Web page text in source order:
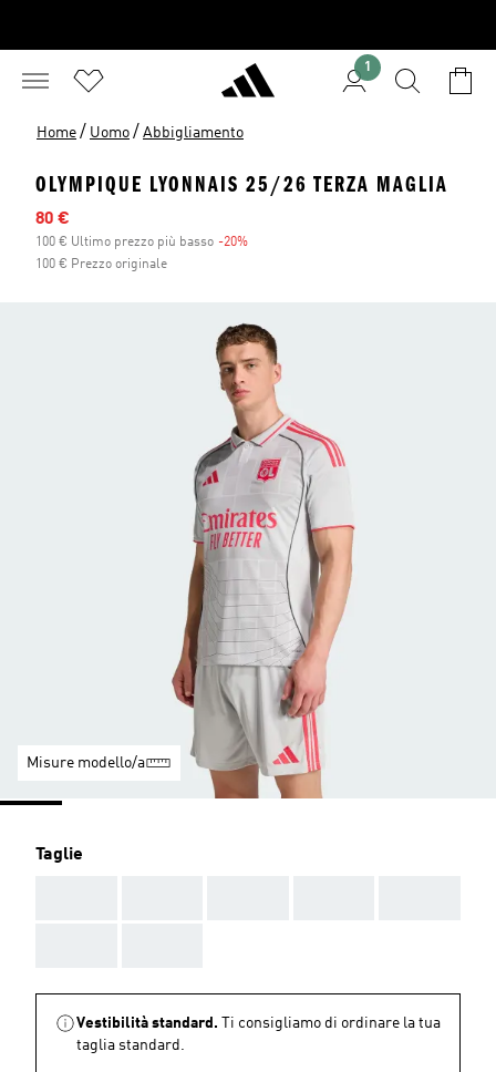
1
Home / Uomo / Abbigliamento
OLYMPIQUE LYONNAIS 25/26 TERZA MAGLIA
Prezzo scontato
80 €
100 € Ultimo prezzo più basso -20%
100 € Prezzo originale
Misure modello/a
Taglie
Vestibilità standard.
Ti consigliamo di ordinare la tua
taglia standard.